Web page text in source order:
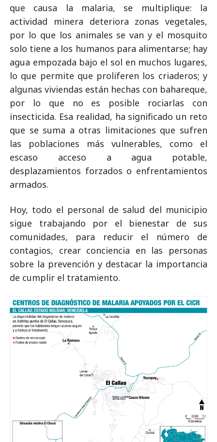
que causa la malaria, se multiplique: la
actividad minera deteriora zonas vegetales,
por lo que los animales se van y el mosquito
solo tiene a los humanos para alimentarse; hay
agua empozada bajo el sol en muchos lugares,
lo que permite que proliferen los criaderos; y
algunas viviendas están hechas con bahareque,
por lo que no es posible rociarlas con
insecticida. Esa realidad, ha significado un reto
que se suma a otras limitaciones que sufren
las poblaciones más vulnerables, como el
escaso acceso a agua potable,
desplazamientos forzados o enfrentamientos
armados.
Hoy, todo el personal de salud del municipio
sigue trabajando por el bienestar de sus
comunidades, para reducir el número de
contagios, crear conciencia en las personas
sobre la prevención y destacar la importancia
de cumplir el tratamiento.